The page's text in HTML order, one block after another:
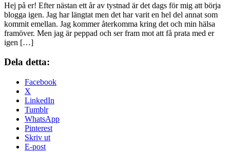
Hej på er! Efter nästan ett år av tystnad är det dags för mig att börja
blogga igen. Jag har längtat men det har varit en hel del annat som
kommit emellan. Jag kommer återkomma kring det och min hälsa
framöver. Men jag är peppad och ser fram mot att få prata med er
igen […]
Dela detta:
Facebook
X
LinkedIn
Tumblr
WhatsApp
Pinterest
Skriv ut
E-post